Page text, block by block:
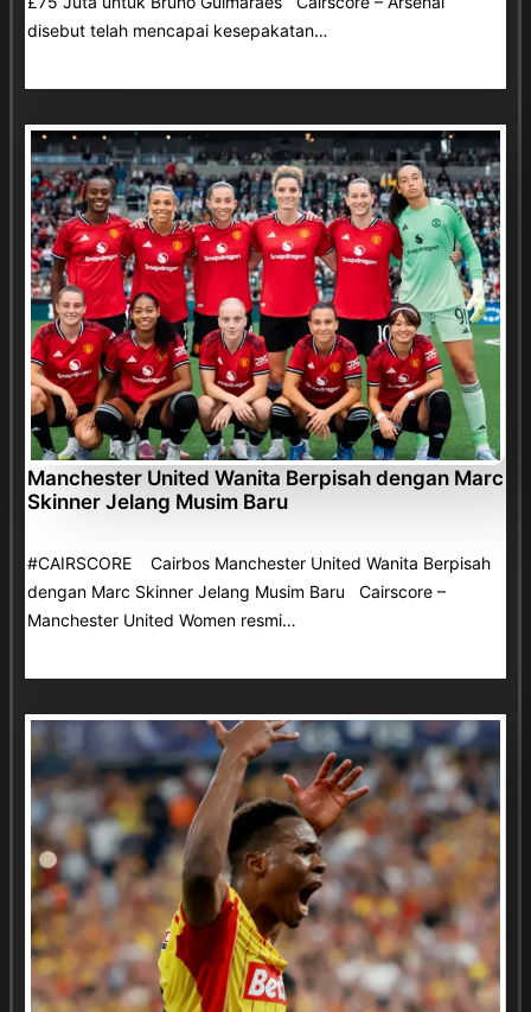
disebut telah mencapai kesepakatan…
Manchester United Wanita Berpisah dengan Marc
Skinner Jelang Musim Baru
#CAIRSCORE Cairbos Manchester United Wanita Berpisah
dengan Marc Skinner Jelang Musim Baru Cairscore –
Manchester United Women resmi…